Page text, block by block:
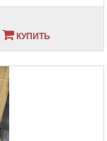
КУПИТЬ